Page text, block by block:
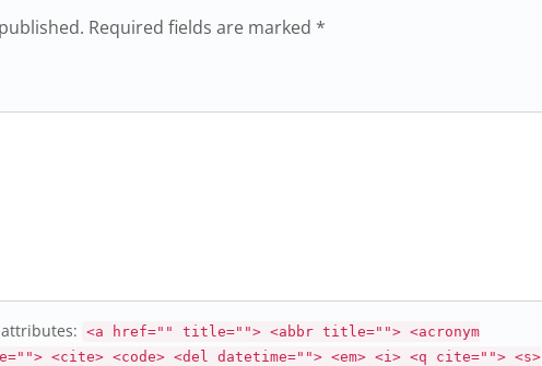
Required fields are marked *
<a href="" title=""> <abbr title=""> <acronym
<cite> <code> <del datetime=""> <em> <i> <q cite=""> <s>